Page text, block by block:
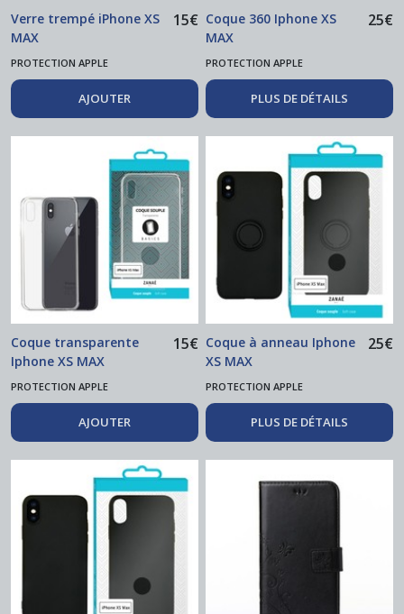
Verre trempé iPhone XS
MAX
15€
PROTECTION APPLE
AJOUTER
Coque 360 Iphone XS
MAX
25€
PROTECTION APPLE
PLUS DE DÉTAILS
Coque transparente
Iphone XS MAX
15€
PROTECTION APPLE
AJOUTER
Coque à anneau Iphone
XS MAX
25€
PROTECTION APPLE
PLUS DE DÉTAILS